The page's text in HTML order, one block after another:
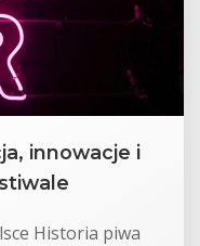
innowacje i
Historia piwa